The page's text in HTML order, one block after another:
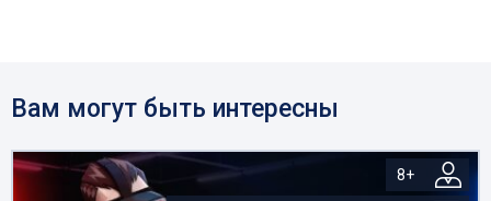
Вам могут быть интересны
8+